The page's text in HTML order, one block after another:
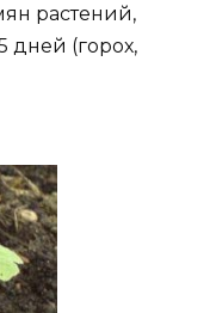
растений,
дней (горох,